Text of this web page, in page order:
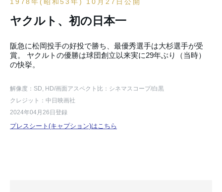
ヤクルト、初の日本一
阪急に松岡投手の好投で勝ち、最優秀選手は大杉選手が受
賞。 ヤクルトの優勝は球団創立以来実に29年ぶり（当時）
の快挙。
解像度：SD, HD/画面アスペクト比：シネマスコープ/白黒
クレジット：中日映画社
2024年04月26日登録
プレスシート(キャプション)はこちら